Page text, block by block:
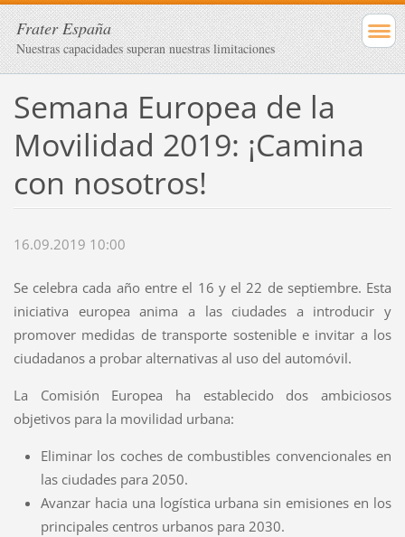
Frater España
Nuestras capacidades superan nuestras limitaciones
Semana Europea de la
Movilidad 2019: ¡Camina
con nosotros!
16.09.2019 10:00
Se celebra cada año entre el 16 y el 22 de septiembre. Esta
iniciativa europea anima a las ciudades a introducir y
promover medidas de transporte sostenible e invitar a los
ciudadanos a probar alternativas al uso del automóvil.
La Comisión Europea ha establecido dos ambiciosos
objetivos para la movilidad urbana:
Eliminar los coches de combustibles convencionales en
las ciudades para 2050.
Avanzar hacia una logística urbana sin emisiones en los
principales centros urbanos para 2030.